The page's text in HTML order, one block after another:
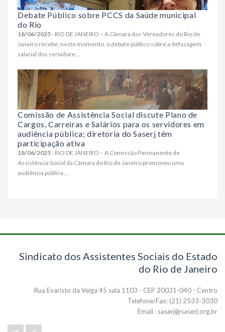
Debate Público sobre PCCS da Saúde municipal
do Rio
18/06/2025- RIO DE JANEIRO – A Câmara dos Vereadores do Rio de
Janeiro recebe, neste momento, o debate público sobre a defasagem
salarial dos servidore...
Comissão de Assistência Social discute Plano de
Cargos, Carreiras e Salários para os servidores em
audiência pública; diretoria do Saserj têm
participação ativa
18/06/2025- RIO DE JANEIRO – A Comissão Permanente de
Assistência Social da Câmara do Rio de Janeiro promoveu uma
audiência pública ...
Sindicato dos Assistentes Sociais do Estado
do Rio de Janeiro
Rua Evaristo da Veiga 45 sala 1103 - CEP 20031-040 - Centro
Telefone/Fax: (21) 2533-3030
Email : saserj@saserj.org.br